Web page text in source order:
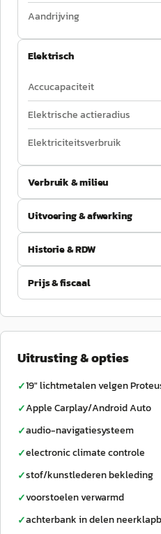
Aandrijving
Elektrisch
Accucapaciteit
Elektrische actieradius
Elektriciteitsverbruik
Verbruik & milieu
Uitvoering & afwerking
Historie & RDW
Prijs & fiscaal
Uitrusting & opties
✓19" lichtmetalen velgen
✓Apple Carplay/Android Auto
✓audio-navigatiesysteem
✓electronic climate controle
✓stof/kunstlederen bekleding
✓voorstoelen verwarmd
✓achterbank in delen